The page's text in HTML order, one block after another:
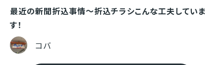
最近の新聞折込事情〜折込チラシこんな工夫していま
す！
コバ